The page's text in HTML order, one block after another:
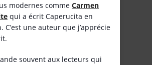
modernes comme Carmen
qui a écrit Caperucita en
C’est une auteur que j’apprécie
souvent aux lecteurs qui